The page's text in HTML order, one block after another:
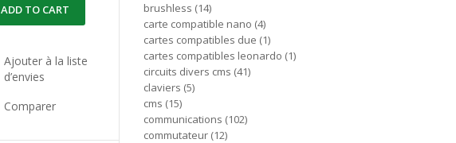
ADD TO CART
Ajouter à la liste
d’envies
Comparer
brushless 14
carte compatible nano 4
cartes compatibles due 1
cartes compatibles leonardo 1
circuits divers cms 41
claviers 5
cms 15
communications 102
commutateur 12